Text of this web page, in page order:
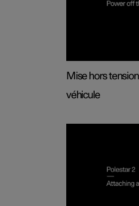
Mise hors
véhicule